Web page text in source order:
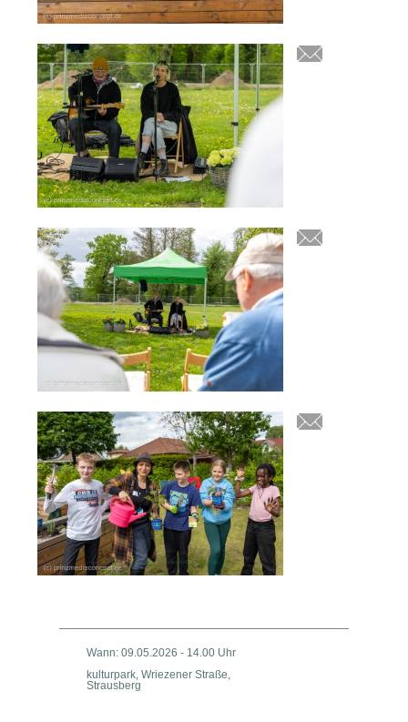
Wann: 09.05.2026 - 14.00 Uhr
kulturpark, Wriezener Straße,
Strausberg